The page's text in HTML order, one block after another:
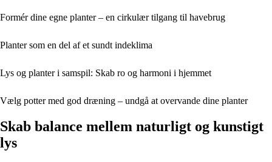
Formér dine egne planter – en cirkulær tilgang til havebrug
Planter som en del af et sundt indeklima
Lys og planter i samspil: Skab ro og harmoni i hjemmet
Vælg potter med god dræning – undgå at overvande dine planter
Skab balance mellem naturligt og kunstigt
lys